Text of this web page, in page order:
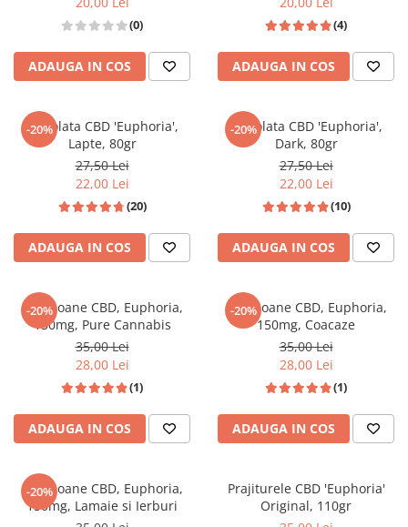
(0)
ADAUGA IN COS
(4)
ADAUGA IN COS
-20%
Ciocolata CBD 'Euphoria',
Lapte, 80gr
27,50 Lei
22,00 Lei
(20)
ADAUGA IN COS
-20%
Ciocolata CBD 'Euphoria',
Dark, 80gr
27,50 Lei
22,00 Lei
(10)
ADAUGA IN COS
-20%
Bomboane CBD, Euphoria,
150mg, Pure Cannabis
35,00 Lei
28,00 Lei
(1)
ADAUGA IN COS
-20%
Bomboane CBD, Euphoria,
150mg, Coacaze
35,00 Lei
28,00 Lei
(1)
ADAUGA IN COS
-20%
Bomboane CBD, Euphoria,
150mg, Lamaie si Ierburi
Prajiturele CBD 'Euphoria'
Original, 110gr